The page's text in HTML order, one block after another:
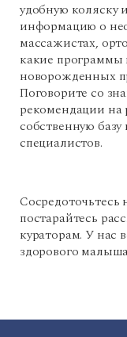
удобную коляску
информацию о
массажистах,
какие программы
новорожденных
Поговорите со
рекомендации на
собственную
специалистов.
Сосредоточьтесь
постарайтесь
кураторам. У нас
здорового